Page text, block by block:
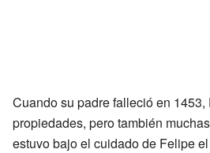
Cuando su padre falleció en
propiedades, pero también
estuvo bajo el cuidado de Felipe